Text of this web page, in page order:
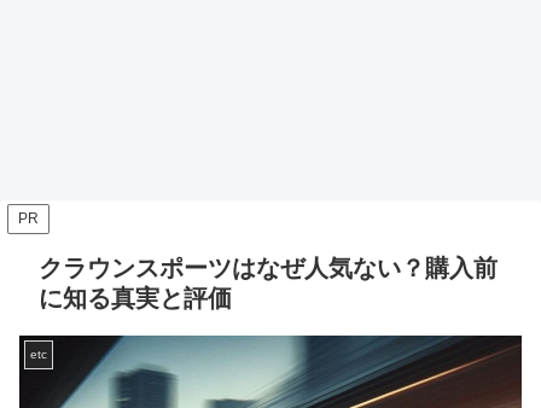
PR
クラウンスポーツはなぜ人気ない？購入前
に知る真実と評価
etc